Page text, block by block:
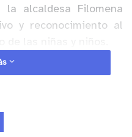
la alcaldesa Filomena
y reconocimiento al
330 puntos
de 96 puntos